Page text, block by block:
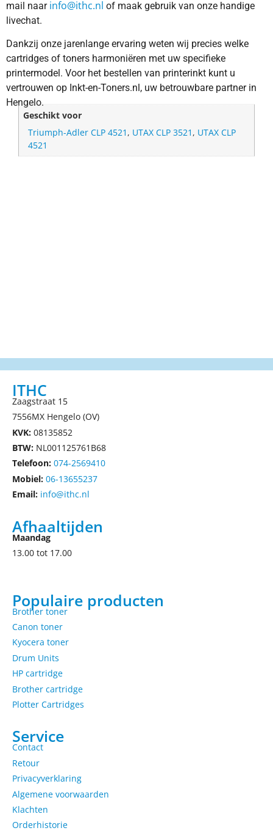
mail naar info@ithc.nl of maak gebruik van onze handige
livechat.
Dankzij onze jarenlange ervaring weten wij precies welke
cartridges of toners harmoniëren met uw specifieke
printermodel. Voor het bestellen van printerinkt kunt u
vertrouwen op Inkt-en-Toners.nl, uw betrouwbare partner in
Hengelo.
Geschikt voor
Triumph-Adler CLP 4521 , UTAX CLP 3521 , UTAX CLP
4521
ITHC
Zaagstraat 15
7556MX Hengelo (OV)
KVK: 08135852
BTW: NL001125761B68
Telefoon: 074-2569410
Mobiel: 06-13655237
Email: info@ithc.nl
Afhaaltijden
Maandag
13.00 tot 17.00
Populaire producten
Brother toner
Canon toner
Kyocera toner
Drum Units
HP cartridge
Brother cartridge
Plotter Cartridges
Service
Contact
Retour
Privacyverklaring
Algemene voorwaarden
Klachten
Orderhistorie